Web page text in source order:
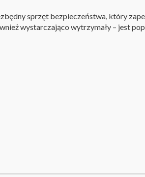
sprzęt bezpieczeństwa, który
wystarczająco wytrzymały – jest